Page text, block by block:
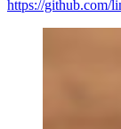
https://github.com/